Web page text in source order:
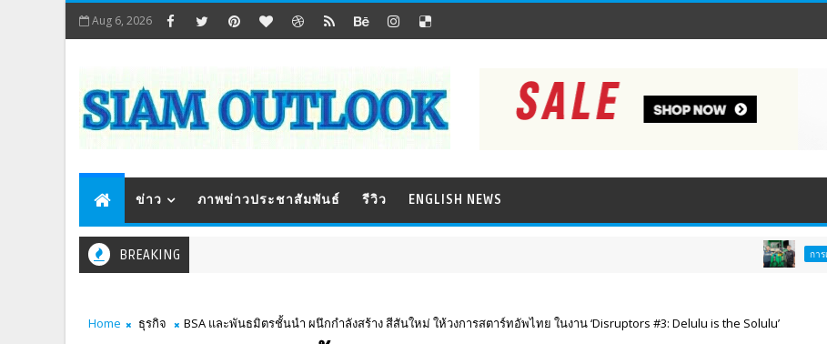
Aug 6, 2026
ข่าว ภาพข่าวประชาสัมพันธ์ รีวิว ENGLISH NEWS
BREAKING การเงิน การลงทุน
Home ธุรกิจ BSA และพันธมิตรชั้นนำ ผนึกกำลังสร้าง สีสันใหม่ ให้วงการสตาร์ทอัพไทย ในงาน ‘Disruptors #3: Delulu is the Solulu’